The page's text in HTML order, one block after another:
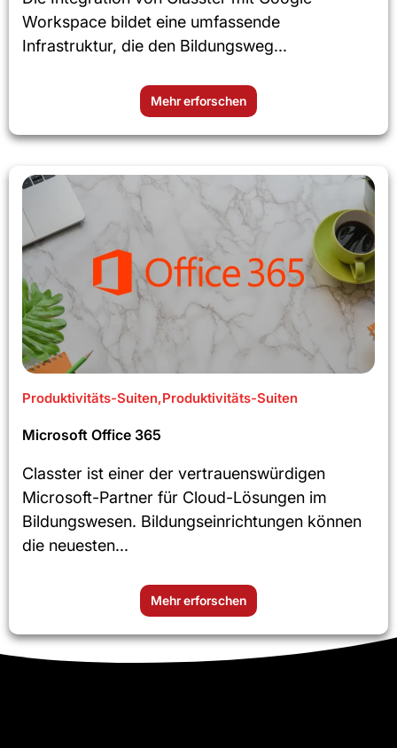
Workspace bildet eine umfassende
Infrastruktur, die den Bildungsweg...
Mehr erforschen
Produktivitäts-Suiten,Produktivitäts-Suiten
Microsoft Office 365
Classter ist einer der vertrauenswürdigen
Microsoft-Partner für Cloud-Lösungen im
Bildungswesen. Bildungseinrichtungen können
die neuesten...
Mehr erforschen